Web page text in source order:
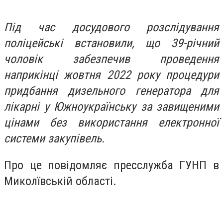
Під час досудового розслідування
поліцейські встановили, що 39-річний
чоловік забезпечив проведення
наприкінці жовтня 2022 року процедури
придбання дизельного генератора для
лікарні у Южноукраїнську за завищеними
цінами без використання електронної
системи закупівель.
Про це повідомляє пресслужба ГУНП в
Миколївській області.